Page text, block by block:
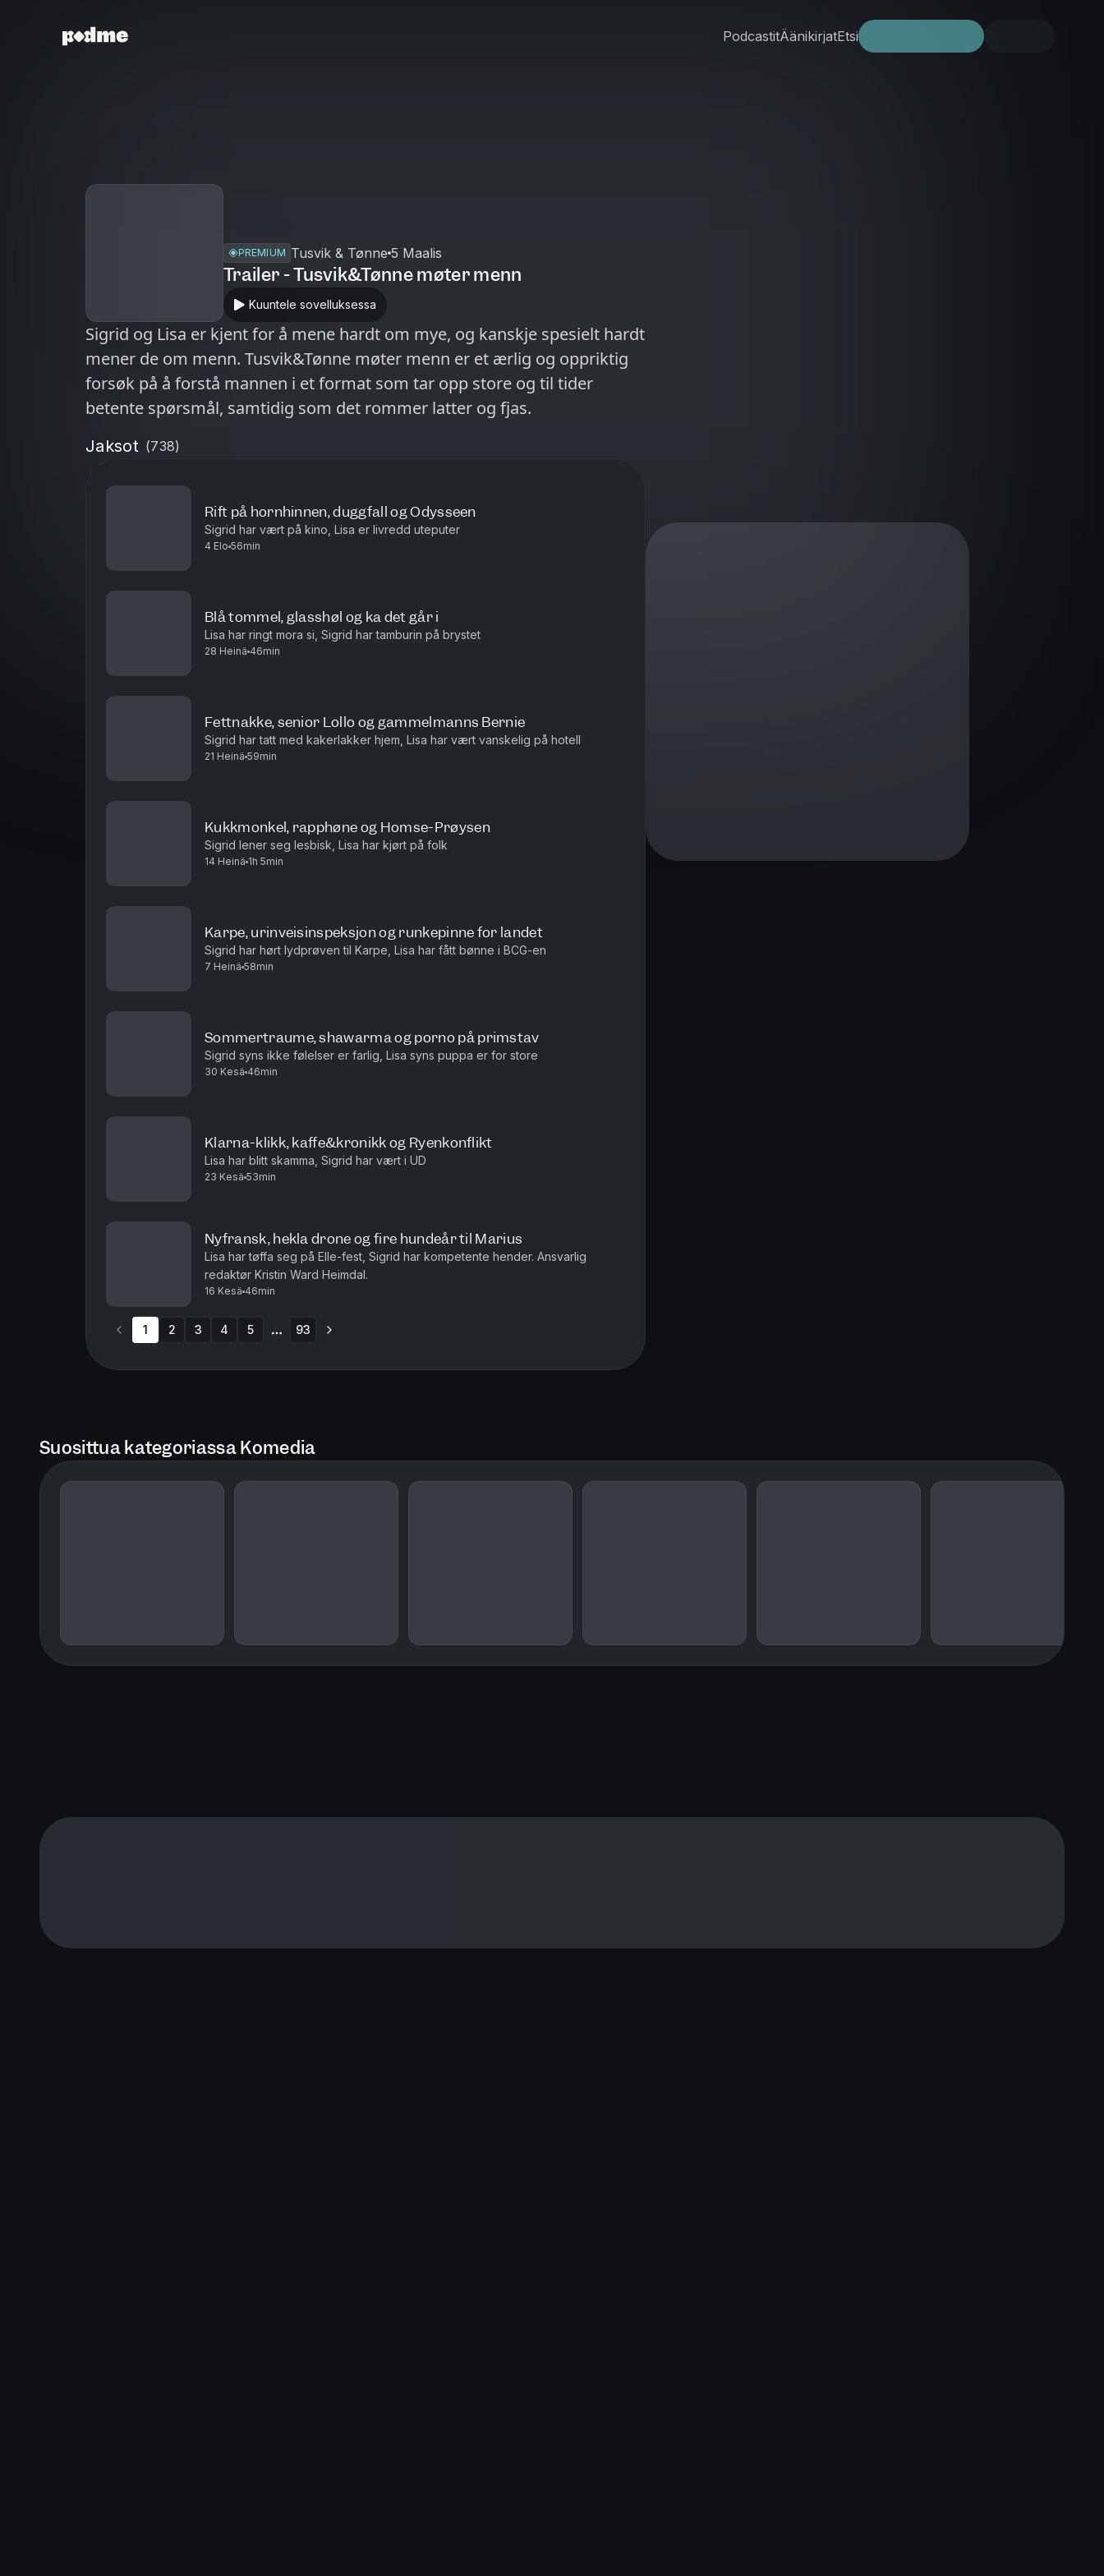
PodcastitÄänikirjatEtsi
PREMIUM Tusvik & Tønne 5 Maalis
Trailer - Tusvik&Tønne møter menn
Kuuntele sovelluksessa
Sigrid og Lisa er kjent for å mene hardt om mye, og kanskje spesielt hardt
mener de om menn. Tusvik&Tønne møter menn er et ærlig og oppriktig
forsøk på å forstå mannen i et format som tar opp store og til tider
betente spørsmål, samtidig som det rommer latter og fjas.
Jaksot (738)
Rift på hornhinnen, duggfall og Odysseen
Sigrid har vært på kino, Lisa er livredd uteputer
4 Elo 56min
Blå tommel, glasshøl og ka det går i
Lisa har ringt mora si, Sigrid har tamburin på brystet
28 Heinä 46min
Fettnakke, senior Lollo og gammelmanns Bernie
Sigrid har tatt med kakerlakker hjem, Lisa har vært vanskelig på hotell
21 Heinä 59min
Kukkmonkel, rapphøne og Homse-Prøysen
Sigrid lener seg lesbisk, Lisa har kjørt på folk
14 Heinä 1h 5min
Karpe, urinveisinspeksjon og runkepinne for landet
Sigrid har hørt lydprøven til Karpe, Lisa har fått bønne i BCG-en
7 Heinä 58min
Sommertraume, shawarma og porno på primstav
Sigrid syns ikke følelser er farlig, Lisa syns puppa er for store
30 Kesä 46min
Klarna-klikk, kaffe&kronikk og Ryenkonflikt
Lisa har blitt skamma, Sigrid har vært i UD
23 Kesä 53min
Nyfransk, hekla drone og fire hundeår til Marius
Lisa har tøffa seg på Elle-fest, Sigrid har kompetente hender. Ansvarlig
redaktør Kristin Ward Heimdal.
16 Kesä 46min
1 2 3 4 5 93
Suosittua kategoriassa Komedia